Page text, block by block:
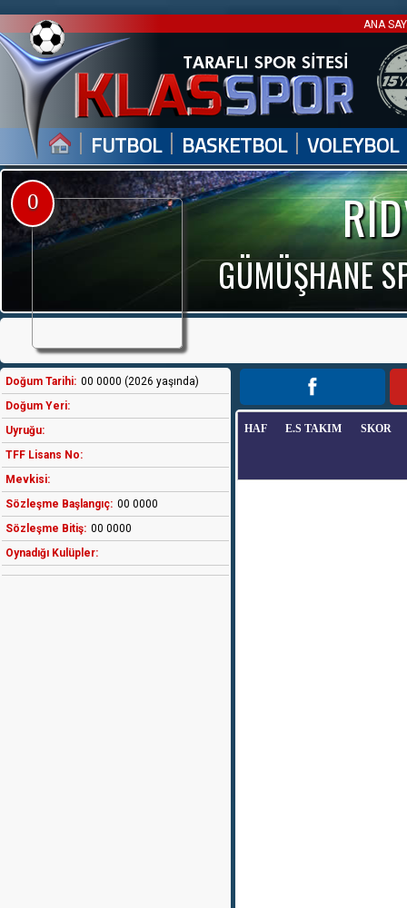
ANA
| FUTBOL | BASKETBOL | VOLEYBOL
GÜMÜŞHANE
0
Doğum Tarihi: 00 0000 (2026 yaşında)
Doğum Yeri:
Uyruğu:
TFF Lisans No:
Mevkisi:
Sözleşme Başlangıç: 00 0000
Sözleşme Bitiş: 00 0000
Oynadığı Kulüpler:
HAF E.S TAKIM SKOR